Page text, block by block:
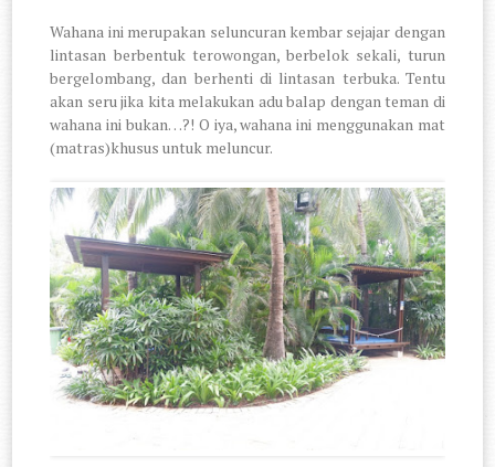
Wahana ini merupakan seluncuran kembar sejajar dengan
lintasan berbentuk terowongan, berbelok sekali, turun
bergelombang, dan berhenti di lintasan terbuka. Tentu
akan seru jika kita melakukan adu balap dengan teman di
wahana ini bukan…?! O iya, wahana ini menggunakan mat
(matras)khusus untuk meluncur.